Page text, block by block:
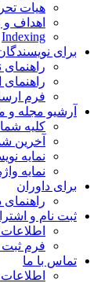
هیات
اهداف و
Indexing
برای نویسندگان
راهنمای
راهنمای
فرم
آرشیو مجله و
کلیه
آخرین
نمایه
نمایه
برای داوران
راهنمای
ثبت نام و
اطلاعات
فرم ثبت
تماس با ما
اطلاعات